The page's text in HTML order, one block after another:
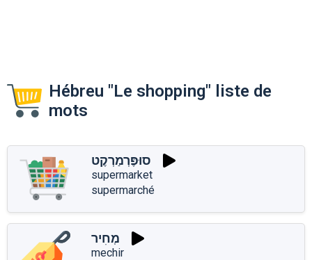
Hébreu "Le shopping" liste de
mots
סוּפֶּרְמַרְקֶט
supermarket
supermarché
מְחִיר
mechir